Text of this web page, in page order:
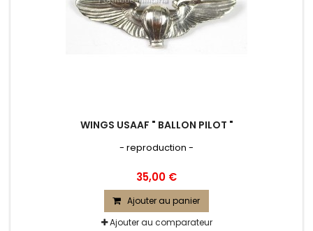
WINGS USAAF " BALLON PILOT "
- reproduction -
35,00 €
Ajouter au panier
Ajouter au comparateur